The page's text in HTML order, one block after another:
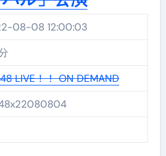
08-08 12:00:03
LIVE！！ ON DEMAND